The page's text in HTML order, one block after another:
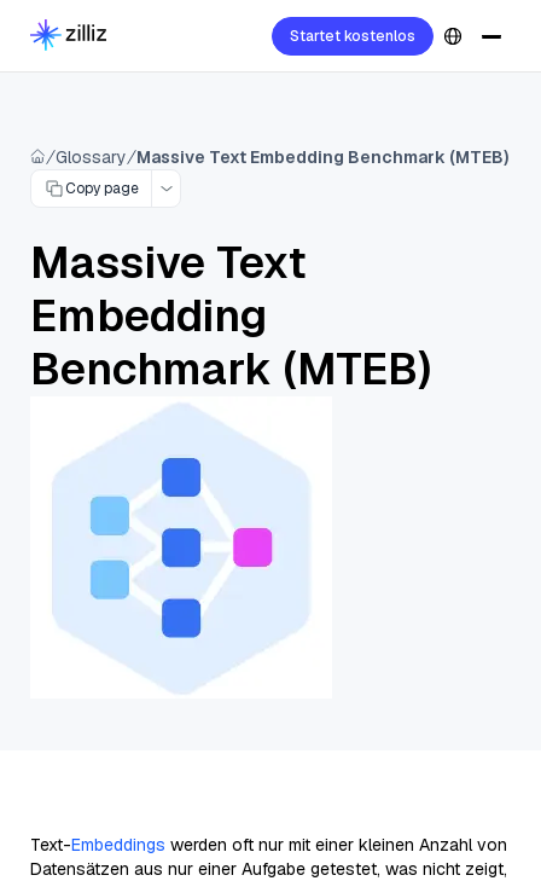
Startet kostenlos
Glossary Massive Text Embedding Benchmark (MTEB)
Copy page
Massive Text
Embedding
Benchmark (MTEB)
Text-Embeddings werden oft nur mit einer kleinen Anzahl von
Datensätzen aus nur einer Aufgabe getestet, was nicht zeigt,